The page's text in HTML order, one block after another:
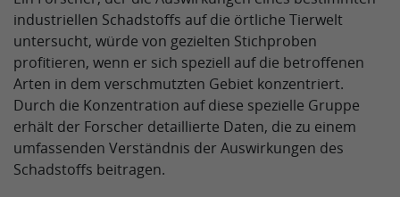
industriellen Schadstoffs auf die örtliche Tierwelt
untersucht, würde von gezielten Stichproben
profitieren, wenn er sich speziell auf die betroffenen
Arten in dem verschmutzten Gebiet konzentriert.
Durch die Konzentration auf diese spezielle Gruppe
erhält der Forscher detaillierte Daten, die zu einem
umfassenden Verständnis der Auswirkungen des
Schadstoffs beitragen.